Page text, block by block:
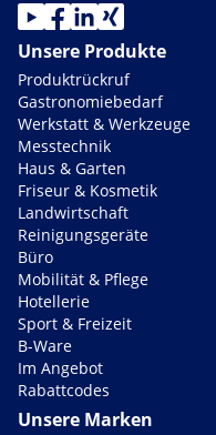
Unsere Produkte
Produktrückruf
Gastronomiebedarf
Werkstatt & Werkzeuge
Messtechnik
Haus & Garten
Friseur & Kosmetik
Landwirtschaft
Reinigungsgeräte
Büro
Mobilität & Pflege
Hotellerie
Sport & Freizeit
B-Ware
Im Angebot
Rabattcodes
Unsere Marken